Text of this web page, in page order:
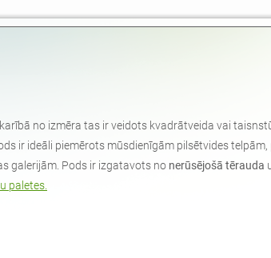
no izmēra tas ir veidots kvadrātveida vai
ir ideāli piemērots mūsdienīgām pilsētvides telpām,
galerijām. Pods ir izgatavots no nerūsējošā tērauda
paletes.